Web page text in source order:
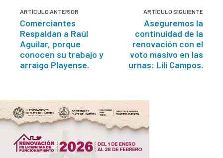
ARTÍCULO ANTERIOR
Comerciantes
Respaldan a Raúl
Aguilar, porque
conocen su trabajo y
arraigo Playense.
ARTÍCULO SIGUIENTE
Aseguremos la
continuidad de la
renovación con el
voto masivo en las
urnas: Lili Campos.